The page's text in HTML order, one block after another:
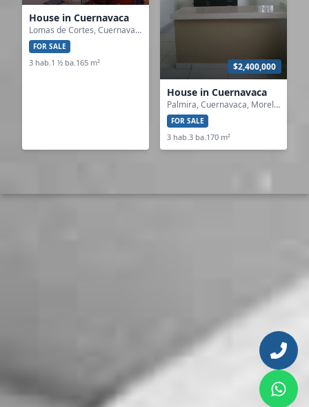
House in Cuernavaca
Lomas de Cortes, Cuernavaca, Morelos
FOR SALE
3 hab.1 ½ ba.165 m² $2,400,000
House in Cuernavaca
Palmira, Cuernavaca, Morelos
FOR SALE
3 hab. 3 ba. 170 m²